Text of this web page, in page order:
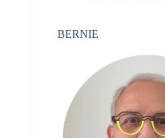
BERNIE